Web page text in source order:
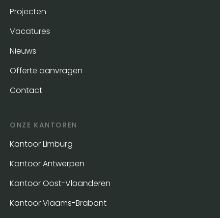
Projecten
Vacatures
Nieuws
Offerte aanvragen
Contact
ONZE KANTOREN
Kantoor Limburg
Kantoor Antwerpen
Kantoor Oost-Vlaanderen
Kantoor Vlaams-Brabant